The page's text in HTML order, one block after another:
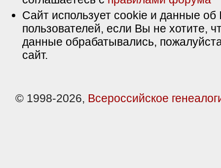
Сайт использует cookie и данные об
пользователей, если Вы не хотите,
данные обрабатывались,
сайт.
© 1998-2026, Всероссийское